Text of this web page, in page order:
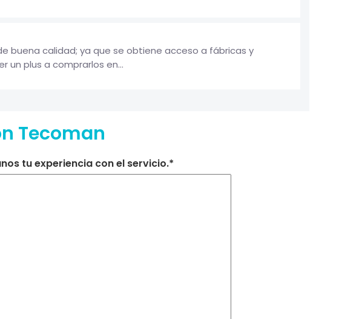
buena calidad; ya que se obtiene acceso a fábricas y
un plus a comprarlos en...
Tecoman
tu experiencia con el servicio.*